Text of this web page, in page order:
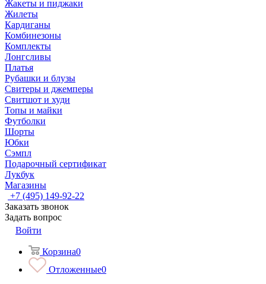
Жакеты и пиджаки
Жилеты
Кардиганы
Комбинезоны
Комплекты
Лонгсливы
Платья
Рубашки и блузы
Свитеры и джемперы
Свитшот и худи
Топы и майки
Футболки
Шорты
Юбки
Сэмпл
Подарочный сертификат
Лукбук
Магазины
+7 (495) 149-92-22
Заказать звонок
Задать вопрос
Войти
Корзина0
Отложенные0